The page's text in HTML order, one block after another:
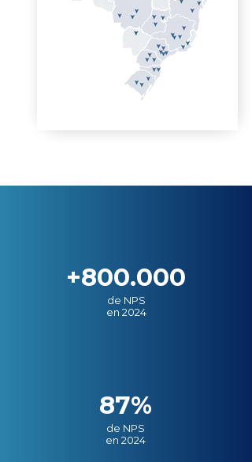
+800.000
de NPS
en 2024
87%
de NPS
en 2024